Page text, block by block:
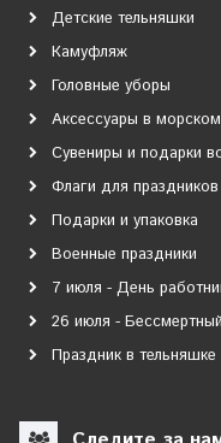
Детские тельняшки
Камуфляж
Головные уборы
Аксессуары в
Сувениры и подарки
Флаги для праздников
Подарки и упаковка
Военные праздники
7 июля - День
26 июля -
Праздник в тельняшке